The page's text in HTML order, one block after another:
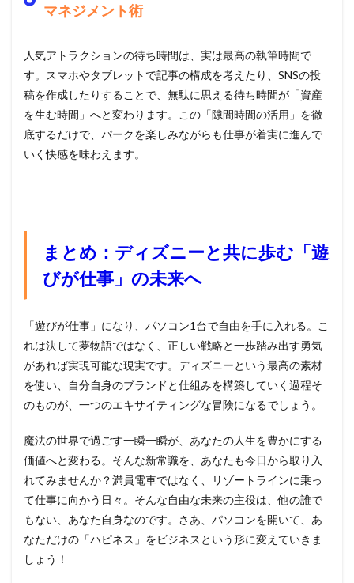
マネジメント術
人気アトラクションの待ち時間は、実は最高の執筆時間で
す。スマホやタブレットで記事の構成を考えたり、SNSの投
稿を作成したりすることで、無駄に思える待ち時間が「資産
を生む時間」へと変わります。この「隙間時間の活用」を徹
底するだけで、パークを楽しみながらも仕事が着実に進んで
いく快感を味わえます。
まとめ：ディズニーと共に歩む「遊
びが仕事」の未来へ
「遊びが仕事」になり、パソコン1台で自由を手に入れる。こ
れは決して夢物語ではなく、正しい戦略と一歩踏み出す勇気
があれば実現可能な現実です。ディズニーという最高の素材
を使い、自分自身のブランドと仕組みを構築していく過程そ
のものが、一つのエキサイティングな冒険になるでしょう。
魔法の世界で過ごす一瞬一瞬が、あなたの人生を豊かにする
価値へと変わる。そんな新常識を、あなたも今日から取り入
れてみませんか？満員電車ではなく、リゾートラインに乗っ
て仕事に向かう日々。そんな自由な未来の主役は、他の誰で
もない、あなた自身なのです。さあ、パソコンを開いて、あ
なただけの「ハピネス」をビジネスという形に変えていきま
しょう！